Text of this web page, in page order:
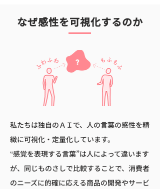
なぜ感性を可視化するのか
​​私たちは独自のＡＩで、人の言葉の感性を精
緻に可視化・定量化しています。
‟感覚を表現する言葉”は人によって違います
が、同じものさしで比較することで、消費者
のニーズに的確に応える商品の開発や​サービ